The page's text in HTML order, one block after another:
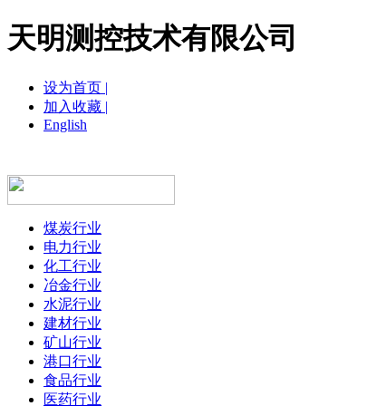
天明测控技术有限公司
设为首页 |
加入收藏 |
English
煤炭行业
电力行业
化工行业
冶金行业
水泥行业
建材行业
矿山行业
港口行业
食品行业
医药行业